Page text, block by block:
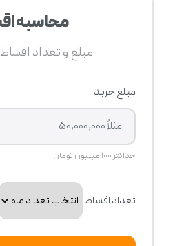
محاسبه
مبلغ و تعداد اقساط
مبلغ خرید
حداکثر ۱۰۰ میلیون تومان
تعداد اقساط